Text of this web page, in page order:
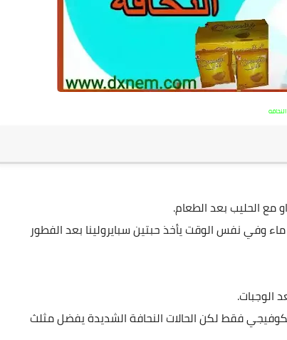
الحليب بعد الطعام.
وفي نفس الوقت يأخذ حبتين سبايرولينا بعد الفطور
الوجبات.
فقط لكن الحالات النحافة الشديدة يفضل مثلث